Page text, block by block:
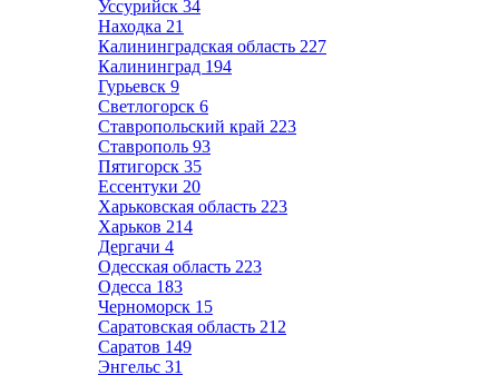
Уссурийск 34
Находка 21
Калининградская область 227
Калининград 194
Гурьевск 9
Светлогорск 6
Ставропольский край 223
Ставрополь 93
Пятигорск 35
Ессентуки 20
Харьковская область 223
Харьков 214
Дергачи 4
Одесская область 223
Одесса 183
Черноморск 15
Саратовская область 212
Саратов 149
Энгельс 31